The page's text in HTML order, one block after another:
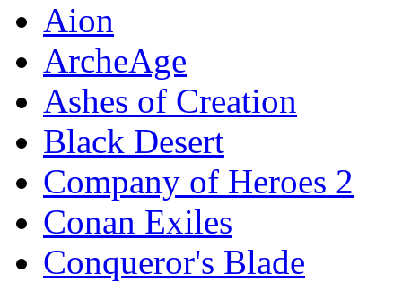
Aion
ArcheAge
Ashes of Creation
Black Desert
Company of Heroes 2
Conan Exiles
Conqueror's Blade